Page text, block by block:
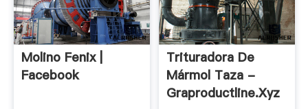
Molino Fenix |
Facebook
Trituradora De
Mármol Taza -
Graproductline.xyz